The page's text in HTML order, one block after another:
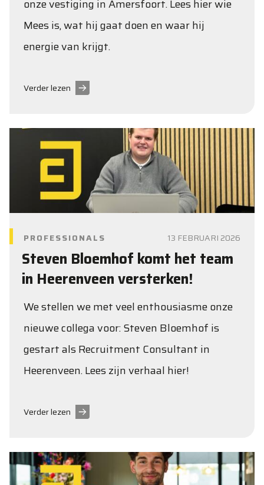
onze vestiging in Amersfoort. Lees hier wie
Mees is, wat hij gaat doen en waar hij
energie van krijgt.
Verder lezen
PROFESSIONALS 13 FEBRUARI 2026
Steven Bloemhof komt het team
in Heerenveen versterken!
We stellen we met veel enthousiasme onze
nieuwe collega voor: Steven Bloemhof is
gestart als Recruitment Consultant in
Heerenveen. Lees zijn verhaal hier!
Verder lezen